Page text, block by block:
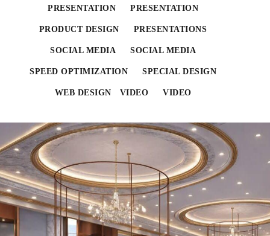
PRESENTATION
PRESENTATION
PRESENTATIONS
PRODUCT DESIGN
SOCIAL MEDIA
SOCIAL MEDIA
SPECIAL DESIGN
SPEED OPTIMIZATION
VIDEO
VIDEO
WEB DESIGN